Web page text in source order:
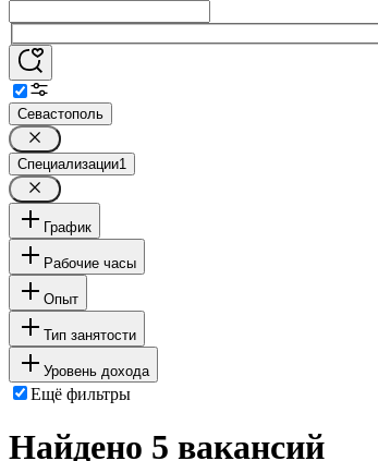
Севастополь
Специализации1
График
Рабочие часы
Опыт
Тип занятости
Уровень дохода
Ещё фильтры
Найдено 5 вакансий